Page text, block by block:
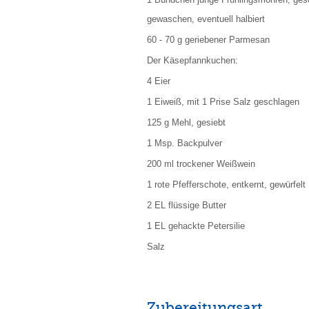
gewaschen, eventuell halbiert
60 - 70 g geriebener Parmesan
Der Käsepfannkuchen:
4 Eier
1 Eiweiß, mit 1 Prise Salz geschlagen
125 g Mehl, gesiebt
1 Msp. Backpulver
200 ml trockener Weißwein
1 rote Pfefferschote, entkernt, gewürfelt
2 EL flüssige Butter
1 EL gehackte Petersilie
Salz